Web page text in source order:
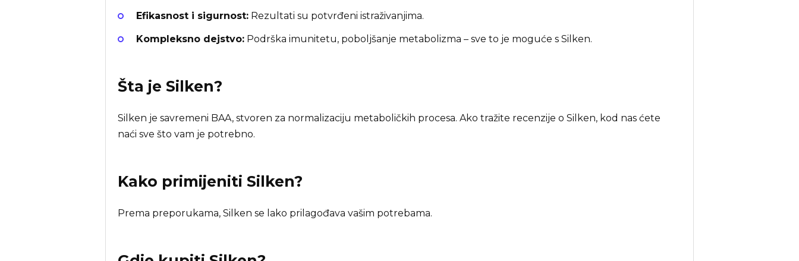
Efikasnost i sigurnost:Rezultati su potvrđeni istraživanjima.
Kompleksno dejstvo:Podrška imunitetu, poboljšanje metabolizma – sve to je moguće s Silken.
Šta je Silken?
Silken je savremeni BAA, stvoren za normalizaciju metaboličkih procesa. Ako tražite recenzije o Silken, kod nas ćete
naći sve što vam je potrebno.
Kako primijeniti Silken?
Prema preporukama, Silken se lako prilagođava vašim potrebama.